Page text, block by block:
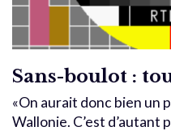
Sans-boulot :
«On aurait donc bien un
Wallonie. C’est d’autant